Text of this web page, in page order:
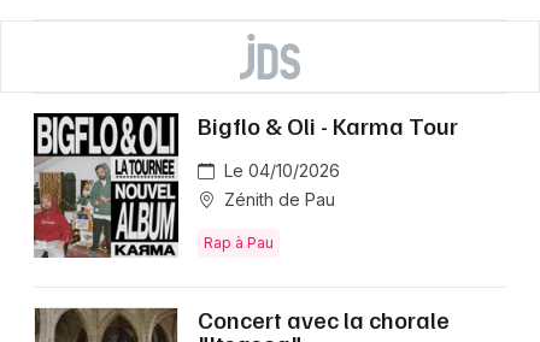
Bigflo & Oli - Karma Tour
Le 04/10/2026
Zénith de Pau
Rap à Pau
Concert avec la chorale